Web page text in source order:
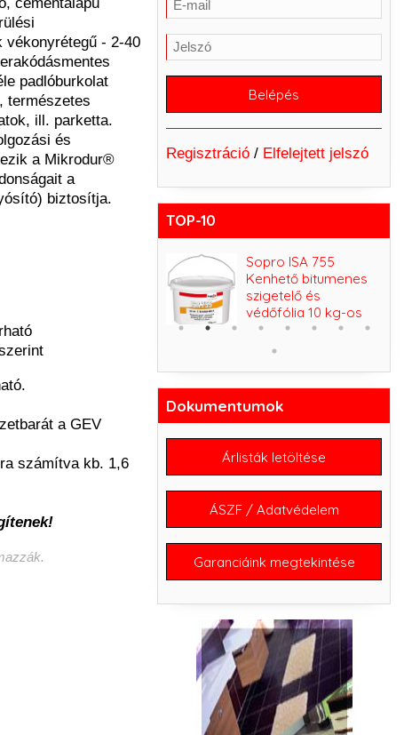
vékonyrétegű - 2-40
padlóburkolat
természetes
ill. parketta.
és
a Mikrodur®
a
biztosítja.
a GEV
számítva kb. 1,6
Regisztráció/ Elfelejtett jelszó
TOP-10
Sopro ISA 755
Kenhető bitumenes
szigetelő és
védőfólia 10 kg-os
Dokumentumok
Árlisták letöltése
ÁSZF / Adatvédelem
Garanciáink megtekintése